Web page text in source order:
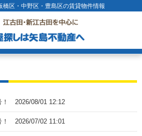
橋区・中野区・豊島区の賃貸物件情報
！ 2026/08/01 12:12
！ 2026/07/02 11:01